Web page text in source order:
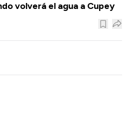
volverá el agua a Cupey